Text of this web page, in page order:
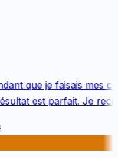
que je faisais mes
est parfait. Je